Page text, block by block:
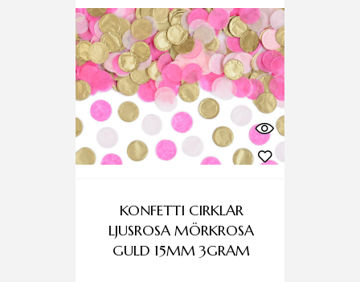
KONFETTI CIRKLAR
LJUSROSA MÖRKROSA
GULD 15MM 3GRAM